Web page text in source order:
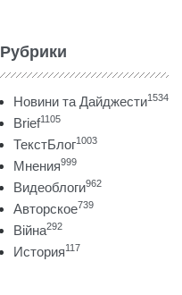
Рубрики
Новини та Дайджести1534
Brief1105
ТекстБлог1003
Мнения999
Видеоблоги962
Авторское739
Війна292
История117